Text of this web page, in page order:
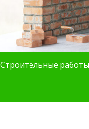
Строительные работы